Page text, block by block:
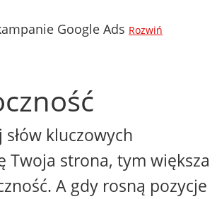
Google Ads Rozwiń
kluczowych
Twoja strona, tym większa
A gdy rosną pozycje